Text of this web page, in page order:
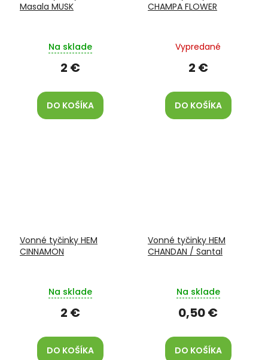
Masala MUSK
Na sklade
2 €
DO KOŠÍKA
CHAMPA FLOWER
Vypredané
2 €
DO KOŠÍKA
Vonné tyčinky HEM
CINNAMON
Na sklade
2 €
DO KOŠÍKA
Vonné tyčinky HEM
CHANDAN / Santal
Na sklade
0,50 €
DO KOŠÍKA